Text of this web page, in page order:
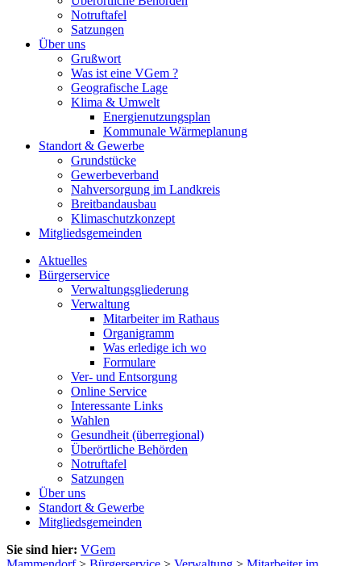
Notruftafel
Satzungen
Über uns
Grußwort
Was ist eine VGem ?
Geografische Lage
Klima & Umwelt
Energienutzungsplan
Kommunale Wärmeplanung
Standort & Gewerbe
Grundstücke
Gewerbeverband
Nahversorgung im Landkreis
Breitbandausbau
Klimaschutzkonzept
Mitgliedsgemeinden
Aktuelles
Bürgerservice
Verwaltungsgliederung
Verwaltung
Mitarbeiter im Rathaus
Organigramm
Was erledige ich wo
Formulare
Ver- und Entsorgung
Online Service
Interessante Links
Wahlen
Gesundheit (überregional)
Überörtliche Behörden
Notruftafel
Satzungen
Über uns
Standort & Gewerbe
Mitgliedsgemeinden
Sie sind hier: VGem